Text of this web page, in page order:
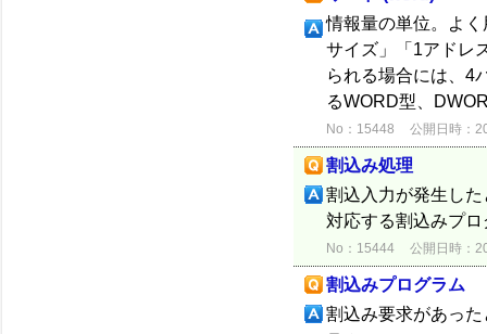
情報量の単位。よ
サイズ」「1アドレ
られる場合には、4
るWORD型、
No：15448 公開日時：
割込み処理
割込入力が発生し
対応する割込みプ
No：15444 公開日時：
割込みプログラム
割込み要求があっ